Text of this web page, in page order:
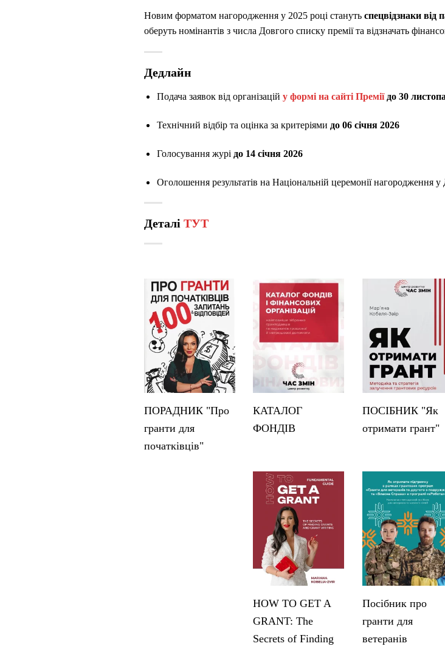
Новим форматом нагородження у 2025 році стануть спецвідзнаки від
оберуть номінантів з числа Довгого списку премії та відзначать
Дедлайн
Подача заявок від організацій у формі на сайті Премії до 30
Технічний відбір та оцінка за критеріями до 06 січня 2026
Голосування журі до 14 січня 2026
Оголошення результатів на Національній церемонії нагородження
Деталі ТУТ
ПОРАДНИК "Про
гранти для
початківців"
КАТАЛОГ
ФОНДІВ
ПОСІБНИК "Як
отримати грант"
HOW TO GET A
GRANT: The
Secrets of Finding
Посібник про
гранти для
ветеранів